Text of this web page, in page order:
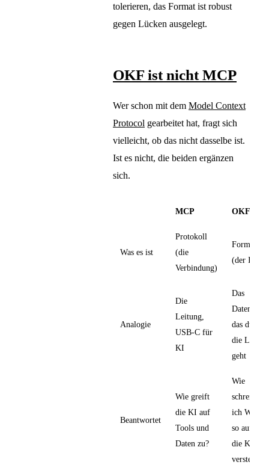
tolerieren, das Format ist robust
gegen Lücken ausgelegt.
OKF ist nicht MCP
Wer schon mit dem Model Context
Protocol gearbeitet hat, fragt sich
vielleicht, ob das nicht dasselbe ist.
Ist es nicht, die beiden ergänzen
sich.
MCP OKF
Was es ist
Protokoll
(die
Verbindung)
Format
(der
Analogie
Die
Leitung,
USB-C für
KI
Das
Datenblatt,
das durch
die
geht
Beantwortet
Wie greift
die KI auf
Tools und
Daten zu?
Wie
schreibe
ich Wissen
so auf,
die KI es
versteht?